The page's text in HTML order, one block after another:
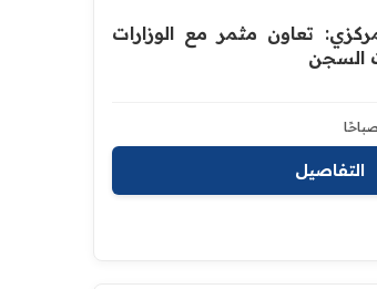
تعاون مثمر مع الوزارات
السجن
التفاصيل